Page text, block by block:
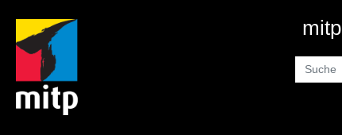
mitp
Suche